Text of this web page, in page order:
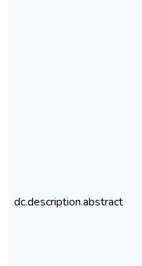
dc.description.abstract